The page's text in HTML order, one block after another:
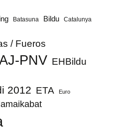
Batasuna Bildu Catalunya
/ Fueros
PNV EHBildu
2012 ETA Euro